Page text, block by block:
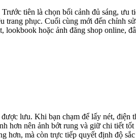
tiên là chọn bối cảnh đủ sáng, ưu
phục. Cuối cùng mới đến chỉnh
hoặc ảnh đăng shop online,
lưu. Khi bạn chạm để lấy nét,
hơn nên ảnh bớt rung và giữ chi tiết
hơn, mà còn trực tiếp quyết định độ